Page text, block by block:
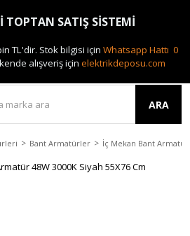
0(212) 240 87 88
ARA
Bant Armatürler İç Mekan Bant
TOPTAN SATIŞ SİSTEMİ
TL'dir. Stok bilgisi için Whatsapp Hattı 0
alışveriş için elektrikdeposu.com